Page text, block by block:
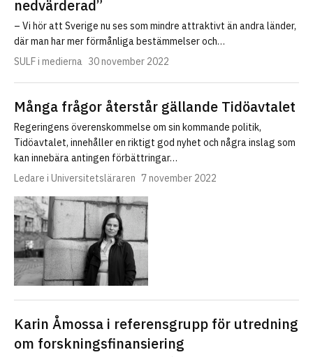
nedvärderad”
– Vi hör att Sverige nu ses som mindre attraktivt än andra länder,
där man har mer förmånliga bestämmelser och…
SULF i medierna 30 november 2022
Många frågor återstår gällande Tidöavtalet
Regeringens överenskommelse om sin kommande politik,
Tidöavtalet, innehåller en riktigt god nyhet och några inslag som
kan innebära antingen förbättringar…
Ledare i Universitetsläraren 7 november 2022
Karin Åmossa i referensgrupp för utredning
om forskningsfinansiering